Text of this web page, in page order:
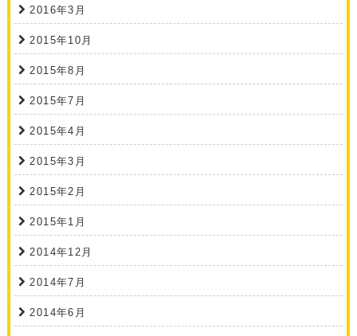
2016年3月
2015年10月
2015年8月
2015年7月
2015年4月
2015年3月
2015年2月
2015年1月
2014年12月
2014年7月
2014年6月